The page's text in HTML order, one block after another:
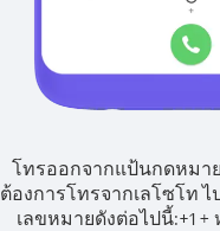
โทรออกจากแป้นกดหมา
ต้องการโทรจากเลโซโท ไ
เลขหมายดังต่อไปนี้:+1 +